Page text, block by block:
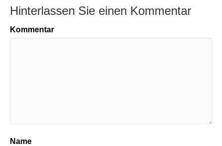
Hinterlassen Sie einen Kommentar
Kommentar
Name